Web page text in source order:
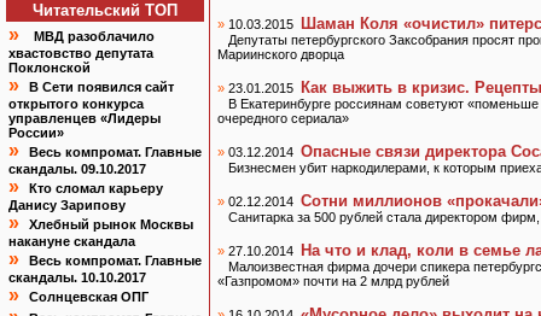
Читательский TOП
»
МВД разоблачило
хвастовство депутата
Поклонской
»
В Сети появился сайт
открытого конкурса
управленцев «Лидеры
России»
»
Весь компромат. Главные
скандалы. 09.10.2017
»
Кто сломал карьеру
Данису Зарипову
»
Хлебный рынок Москвы
накануне скандала
»
Весь компромат. Главные
скандалы. 10.10.2017
» Солнцевская ОПГ
» 10.03.2015 Шаман Коля «очистил»
Депутаты петербургского Заксобрания просят
Мариинского дворца
» 23.01.2015 Как выжить в кризис.
В Екатеринбурге россиянам советуют
очередного сериала»
» 03.12.2014 Опасные связи директора
Бизнесмен убит наркодилерами, к которым
» 02.12.2014 Сотни миллионов
Санитарка за 500 рублей стала директором
» 27.10.2014 На что и клад, коли в семье
Малоизвестная фирма дочери спикера
«Газпромом» почти на 2 млрд рублей